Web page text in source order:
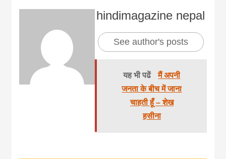
hindimagazine nepal
See author's posts
यह भी पढें
मैं अपनी
जनता के बीच में जाना
चाहती हूँ – शेख
हसीना